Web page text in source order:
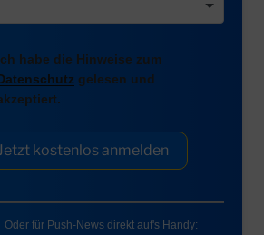
habe die Hinweise zum
gelesen und
kostenlos anmelden
Oder für Push-News direkt auf's Handy: